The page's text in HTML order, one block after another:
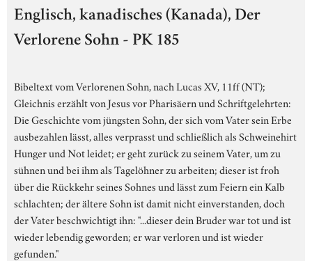
Englisch, kanadisches (Kanada), Der
Verlorene Sohn - PK 185
Bibeltext vom Verlorenen Sohn, nach Lucas XV, 11ff (NT);
Gleichnis erzählt von Jesus vor Pharisäern und Schriftgelehrten:
Die Geschichte vom jüngsten Sohn, der sich vom Vater sein Erbe
ausbezahlen lässt, alles verprasst und schließlich als Schweinehirt
Hunger und Not leidet; er geht zurück zu seinem Vater, um zu
sühnen und bei ihm als Tagelöhner zu arbeiten; dieser ist froh
über die Rückkehr seines Sohnes und lässt zum Feiern ein Kalb
schlachten; der ältere Sohn ist damit nicht einverstanden, doch
der Vater beschwichtigt ihn: "...dieser dein Bruder war tot und ist
wieder lebendig geworden; er war verloren und ist wieder
gefunden."